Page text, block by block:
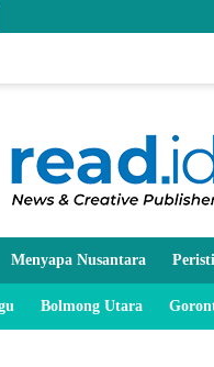
Menyapa Nusantara
Bolmong Utara